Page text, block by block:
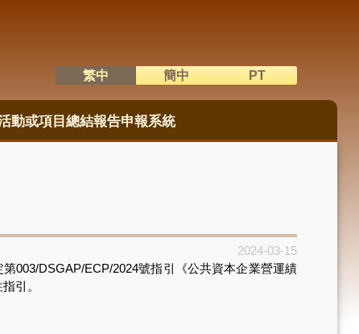
語系切換
繁中 簡中 PT
動或項目總結報告申報系統
2024-03-15
003/DSGAP/ECP/2024號指引《公共資本企業營運績
引。